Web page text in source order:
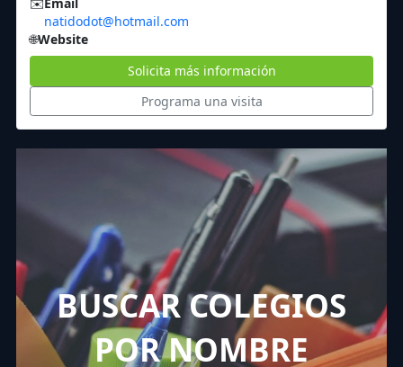
natidodot@hotmail.com
🌐Website
Solicita más información
Programa una visita
BUSCAR COLEGIOS
POR NOMBRE